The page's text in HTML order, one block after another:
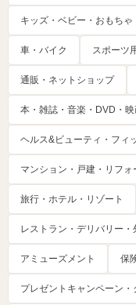
キッズ・ベビー・おもちゃ
車・バイク スポーツ
通販・ネットショップ
本・雑誌・音楽・DVD・
ヘルス&ビューティ・フィ
マンション・戸建・リフ
旅行・ホテル・リゾート
レストラン・デリバリー・
アミューズメント 保
プレゼントキャンペーン・